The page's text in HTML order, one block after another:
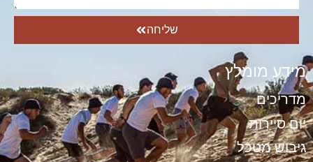
שליחה
מידע מומלץ
מדריכים
יום סיירות
גיבוש מטכל